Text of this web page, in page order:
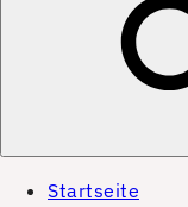
Startseite